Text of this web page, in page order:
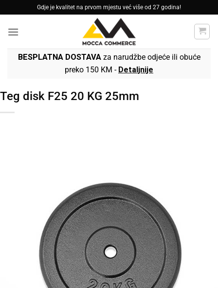
to
content
Gdje je kvalitet na prvom mjestu već više od 27 godina!
BESPLATNA DOSTAVAza narudžbe odjeće ili obuće
preko 150 KM - Detaljnije
Teg disk F25 20 KG 25mm